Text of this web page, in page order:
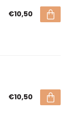
€10,50
€10,50